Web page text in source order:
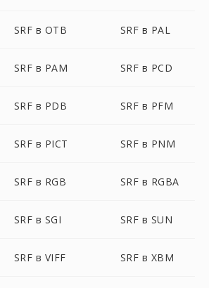
SRF в OTB SRF в PAL
SRF в PAM SRF в PCD
SRF в PDB SRF в PFM
SRF в PICT SRF в PNM
SRF в RGB SRF в RGBA
SRF в SGI SRF в SUN
SRF в VIFF SRF в XBM